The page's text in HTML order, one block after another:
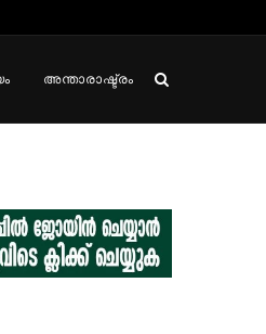
അന്താരാഷ്ട്രം